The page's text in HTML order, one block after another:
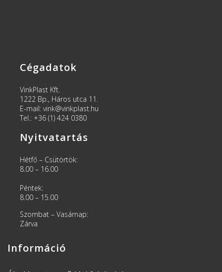
Cégadatok
VinkPlast Kft.
1222 Bp., Háros utca 11.
E-mail: vink@vinkplast.hu
Tel.: +36 (1) 424 0380
Nyitvatartás
Hétfő – Csütörtök:
8.00 – 16.00
Péntek:
8.00 – 15.00
Szombat – Vasárnap:
Zárva
Információ